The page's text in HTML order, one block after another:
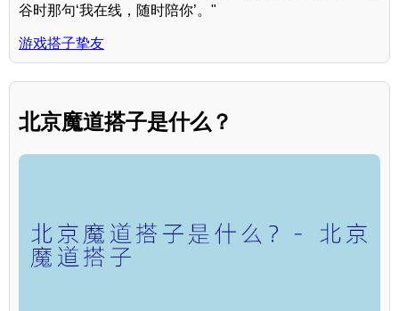
谷时那句‘我在线，随时陪你’。"
游戏搭子挚友
北京魔道搭子是什么？